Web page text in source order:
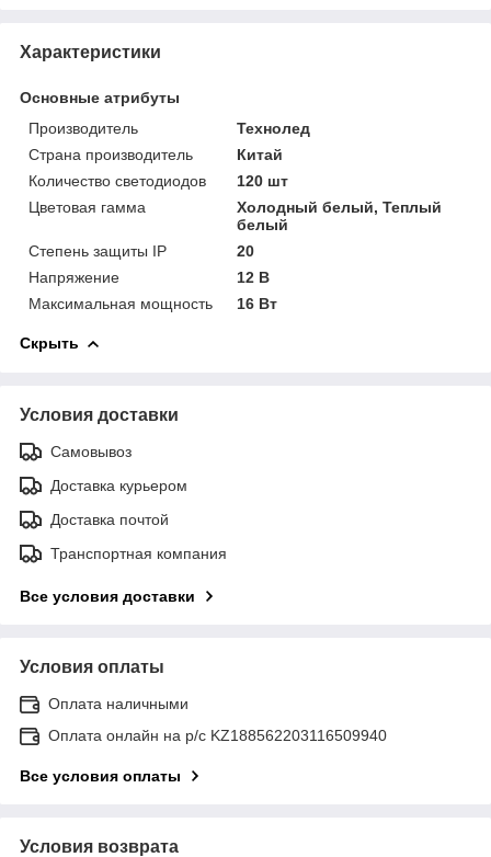
Характеристики
Основные атрибуты
Производитель
Технолед
Страна производитель
Китай
Количество светодиодов
120 шт
Цветовая гамма
Холодный белый, Теплый
белый
Степень защиты IP
20
Напряжение
12 В
Максимальная мощность
16 Вт
Скрыть
Условия доставки
Самовывоз
Доставка курьером
Доставка почтой
Транспортная компания
Все условия доставки
Условия оплаты
Оплата наличными
Оплата онлайн на р/с KZ188562203116509940
Все условия оплаты
Условия возврата